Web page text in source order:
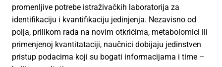
promenljive potrebe istraživačkih laboratorija za
identifikaciju i kvantifikaciju jedinjenja. Nezavisno od
polja, prilikom rada na novim otkrićima, metabolomici ili
primenjenoj kvantitataciji, naučnici dobijaju jedinstven
pristup podacima koji su bogati informacijama i time –